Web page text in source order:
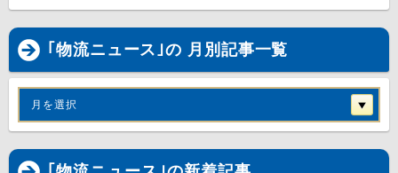
｢物流ニュース｣の 月別記事一覧
月を選択